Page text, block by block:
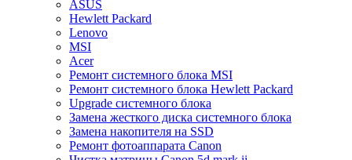
ASUS
Hewlett Packard
Lenovo
MSI
Acer
Ремонт системного блока MSI
Ремонт системного блока Hewlett Packard
Upgrade системного блока
Замена жесткого диска системного блока
Замена накопителя на SSD
Ремонт фотоаппарата Canon